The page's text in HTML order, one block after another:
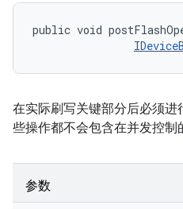
public void
在实际刷写关键部分后必须
些操作都不会包含在并发控制
参数